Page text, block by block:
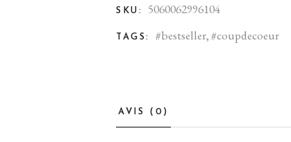
SKU: 5060062996104
TAGS: #bestseller,#coupdecoeur
AVIS (0)